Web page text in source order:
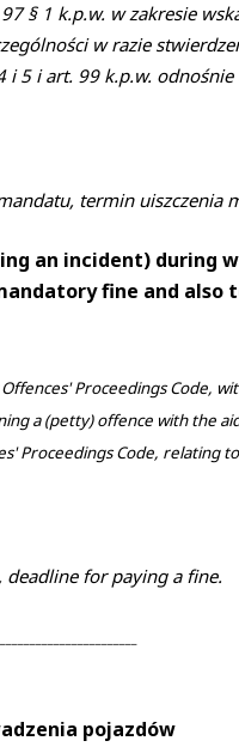
§ 1 k.p.w. w zakresie
w razie
5 i art. 99 k.p.w.
termin uiszczenia
an incident) during
fine and also
Proceedings Code,
a (petty) offence with the
Proceedings Code, relating
for paying a fine.
pojazdów